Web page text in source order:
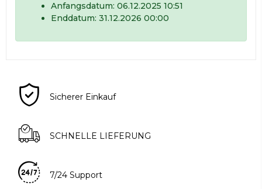
Anfangsdatum: 06.12.2025 10:51
Enddatum: 31.12.2026 00:00
Sicherer Einkauf
SCHNELLE LIEFERUNG
7/24 Support